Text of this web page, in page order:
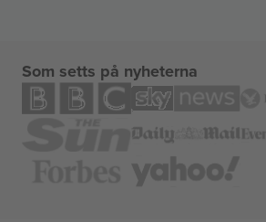
Som setts på nyheterna